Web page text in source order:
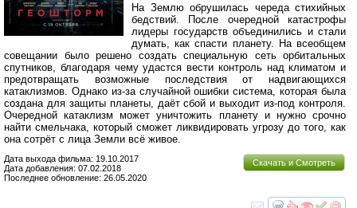
На Землю обрушилась череда стихийных
бедствий. После очередной катастрофы
лидеры государств объединились и стали
думать, как спасти планету. На всеобщем
совещании было решено создать специальную сеть орбитальных
спутников, благодаря чему удастся вести контроль над климатом и
предотвращать возможные последствия от надвигающихся
катаклизмов. Однако из-за случайной ошибки система, которая была
создана для защиты планеты, даёт сбой и выходит из-под контроля.
Очередной катаклизм может уничтожить планету и нужно срочно
найти смельчака, который сможет ликвидировать угрозу до того, как
она сотрёт с лица Земли всё живое.
Скачать и Смотреть
Дата выхода фильма: 19.10.2017
Дата добавления: 07.02.2018
Последнее обновление: 26.05.2020